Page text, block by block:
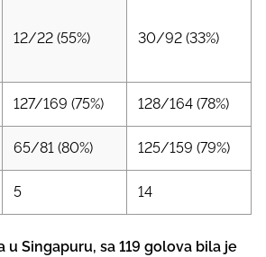
12/22 (55%) 30/92 (33%)
127/169 (75%) 128/164 (78%)
65/81 (80%) 125/159 (79%)
5 14
u Singapuru, sa 119 golova bila je